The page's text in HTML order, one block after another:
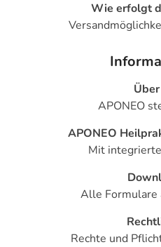
Wie erfolgt
APONEO
APONEO
Mit
Alle Formulare
Rechte und